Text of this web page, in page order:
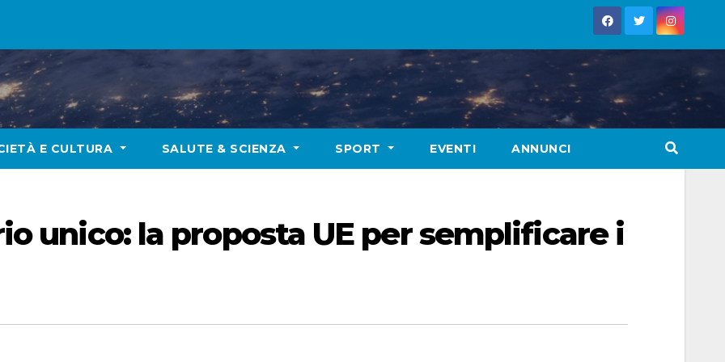
E CULTURA SALUTE & SCIENZA SPORT EVENTI ANNUNCI
unico: la proposta UE per semplificare i